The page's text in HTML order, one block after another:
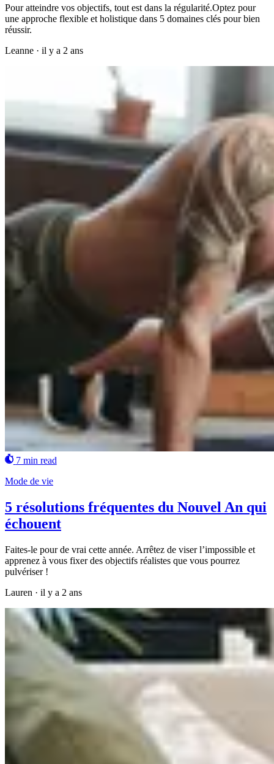
Pour atteindre vos objectifs, tout est dans la régularité.Optez pour
une approche flexible et holistique dans 5 domaines clés pour bien
réussir.
Leanne · il y a 2 ans
7 min read
Mode de vie
5 résolutions fréquentes du Nouvel An qui
échouent
Faites-le pour de vrai cette année. Arrêtez de viser l’impossible et
apprenez à vous fixer des objectifs réalistes que vous pourrez
pulvériser !
Lauren · il y a 2 ans